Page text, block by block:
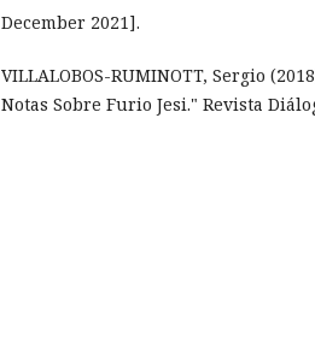
December 2021].
VILLALOBOS-RUMINOTT, Sergio
Notas Sobre Furio Jesi." Revista